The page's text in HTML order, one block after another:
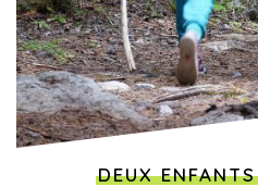
DEUX